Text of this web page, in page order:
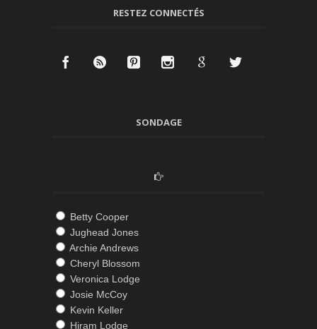
RESTEZ CONNECTÉS
SONDAGE
Betty Cooper
Jughead Jones
Archie Andrews
Cheryl Blossom
Veronica Lodge
Josie McCoy
Kevin Keller
Hiram Lodge